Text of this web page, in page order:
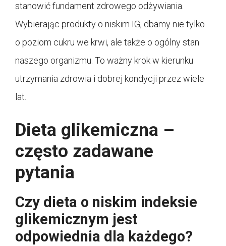
stanowić fundament zdrowego odżywiania.
Wybierając produkty o niskim IG, dbamy nie tylko
o poziom cukru we krwi, ale także o ogólny stan
naszego organizmu. To ważny krok w kierunku
utrzymania zdrowia i dobrej kondycji przez wiele
lat.
Dieta glikemiczna –
często zadawane
pytania
Czy dieta o niskim indeksie
glikemicznym jest
odpowiednia dla każdego?